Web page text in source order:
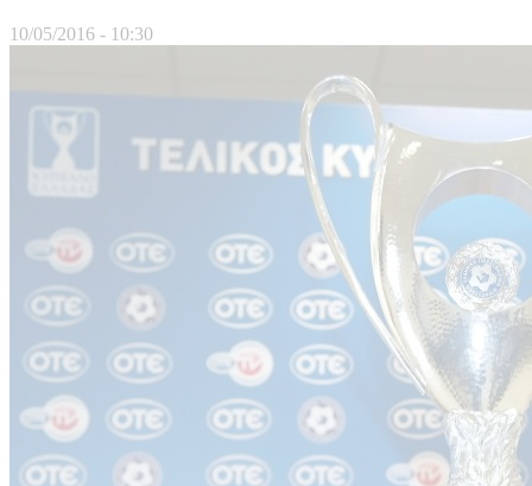
10/05/2016 - 10:30